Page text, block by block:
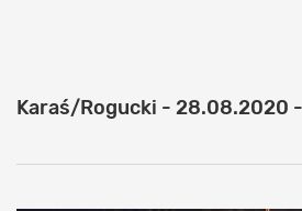
Karaś/Rogucki - 28.08.2020